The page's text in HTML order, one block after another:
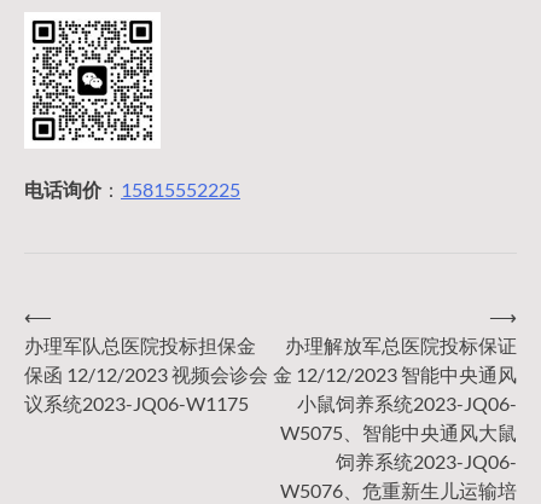
电话询价： 15815552225
文
章
⟵
办理军队总医院投标担保金
保函 12/12/2023 视频会诊会
议系统2023-JQ06-W1175
办理解放军总医院投标保证
金 12/12/2023 智能中央通风
小鼠饲养系统2023-JQ06-
W5075、智能中央通风大鼠
饲养系统2023-JQ06-
W5076、危重新生儿运输培
⟶